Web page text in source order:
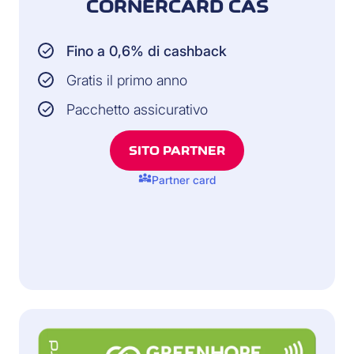
CORNÈRCARD CAS
Fino a 0,6% di cashback
Gratis il primo anno
Pacchetto assicurativo
SITO PARTNER
diversity_3Partner card